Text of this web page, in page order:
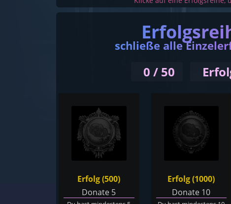
schließe alle
0 / 50
Erfolg (500)
Donate 5
Erfolg (1000)
Donate 10